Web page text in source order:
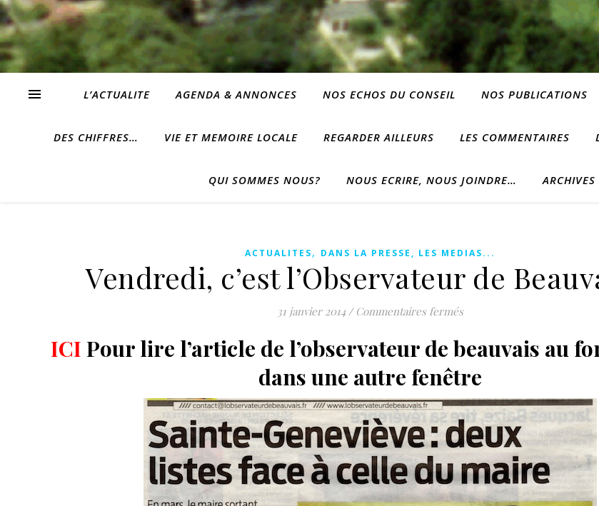
L’ACTUALITE AGENDA & ANNONCES NOS ECHOS DU CONSEIL NOS PUBLICATIONS
DES CHIFFRES… VIE ET MEMOIRE LOCALE REGARDER AILLEURS LES COMMENTAIRES
QUI SOMMES NOUS? NOUS ECRIRE, NOUS JOINDRE…
ACTUALITES, DANS LA PRESSE, LES MEDIAS...
Vendredi, c’est l’Observateur de
31 janvier 2014 / Commentaires ferméssur Vendredi, c’est
ICI Pour lire l’article de l’observateur de beauvais au
dans une autre fenêtre